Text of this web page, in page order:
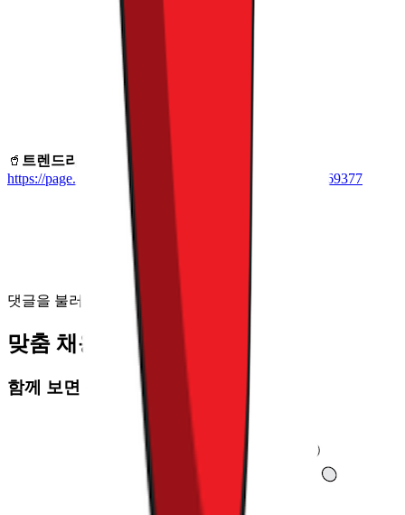
🥤 트렌드라이트
구독하기 :
https://page.stibee.com/subscriptions/41037?groupIds=269377
댓글을 불러오는 중...
맞춤 채용 정보
함께 보면 좋은 관련 콘텐츠